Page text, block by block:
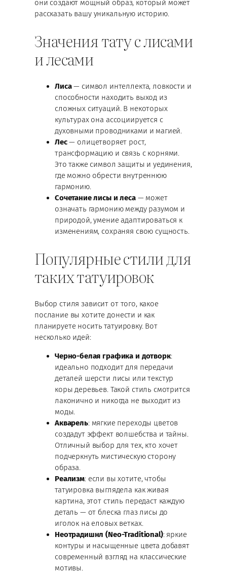
они создают мощный образ, который может
рассказать вашу уникальную историю.
Значения тату с лисами
и лесами
Лиса— символ интеллекта, ловкости и
способности находить выход из
сложных ситуаций. В некоторых
культурах она ассоциируется с
духовными проводниками и магией.
Лес— олицетворяет рост,
трансформацию и связь с корнями.
Это также символ защиты и уединения,
где можно обрести внутреннюю
гармонию.
Сочетание лисы и леса— может
означать гармонию между разумом и
природой, умение адаптироваться к
изменениям, сохраняя свою сущность.
Популярные стили для
таких татуировок
Выбор стиля зависит от того, какое
послание вы хотите донести и как
планируете носить татуировку. Вот
несколько идей:
Черно-белая графика и дотворк:
идеально подходит для передачи
деталей шерсти лисы или текстур
коры деревьев. Такой стиль смотрится
лаконично и никогда не выходит из
моды.
Акварель: мягкие переходы цветов
создадут эффект волшебства и тайны.
Отличный выбор для тех, кто хочет
подчеркнуть мистическую сторону
образа.
Реализм: если вы хотите, чтобы
татуировка выглядела как живая
картина, этот стиль передаст каждую
деталь — от блеска глаз лисы до
иголок на еловых ветках.
Неотрадишнл (Neo-Traditional): яркие
контуры и насыщенные цвета добавят
современный взгляд на классические
мотивы.